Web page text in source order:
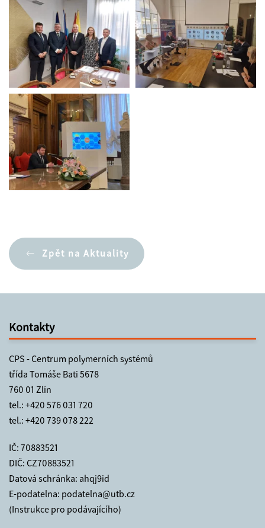
Zpět na Aktuality
Kontakty
CPS - Centrum polymerních systémů
třída Tomáše Bati 5678
760 01 Zlín
tel.: +420 576 031 720
tel.: +420 739 078 222
IČ: 70883521
DIČ: CZ70883521
Datová schránka: ahqj9id
E-podatelna: podatelna@utb.cz
(Instrukce pro podávajícího)